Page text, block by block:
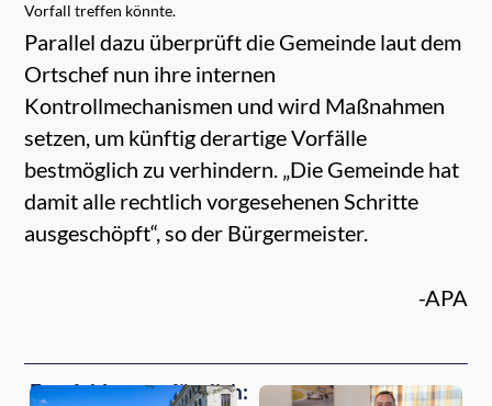
Vorfall treffen könnte.
Parallel dazu überprüft die Gemeinde laut dem
Ortschef nun ihre internen
Kontrollmechanismen und wird Maßnahmen
setzen, um künftig derartige Vorfälle
bestmöglich zu verhindern. „Die Gemeinde hat
damit alle rechtlich vorgesehenen Schritte
ausgeschöpft“, so der Bürgermeister.
-APA
Empfehlungen für dich: